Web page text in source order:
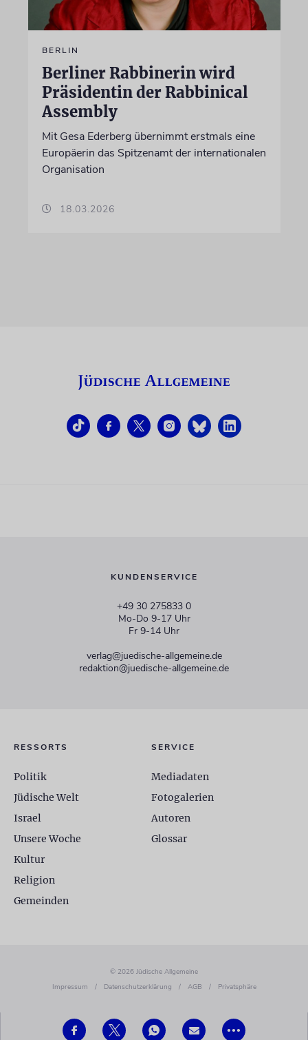
•••
BERLIN
Berliner Rabbinerin wird
Präsidentin der Rabbinical
Assembly
Mit Gesa Ederberg übernimmt erstmals eine
Europäerin das Spitzenamt der internationalen
Organisation
18.03.2026
KUNDENSERVICE
+49 30 275833 0
Mo-Do 9-17 Uhr
Fr 9-14 Uhr
verlag@juedische-allgemeine.de
redaktion@juedische-allgemeine.de
RESSORTS
Politik
Jüdische Welt
Israel
Unsere Woche
Kultur
Religion
Gemeinden
SERVICE
Mediadaten
Fotogalerien
Autoren
Glossar
© 2026 Jüdische Allgemeine
Impressum
/ Datenschutzerklärung / AGB / Privatsphäre